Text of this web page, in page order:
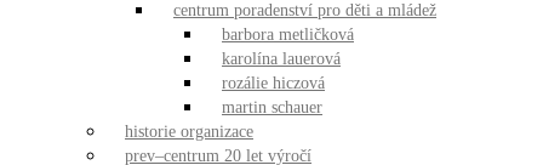
centrum poradenství pro děti a mládež
barbora metličková
karolína lauerová
rozálie hiczová
martin schauer
historie organizace
prev–centrum 20 let výročí